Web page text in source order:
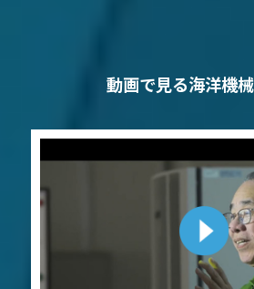
動画で見る海洋機